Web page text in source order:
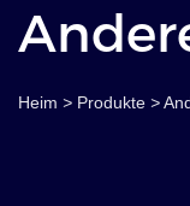
Heim > Produkte >